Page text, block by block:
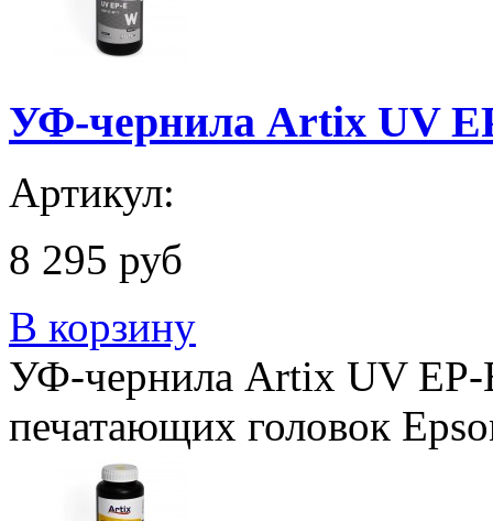
УФ-чернила Artix UV
Артикул:
8 295 руб
В корзину
УФ-чернила Artix UV
печатающих головок